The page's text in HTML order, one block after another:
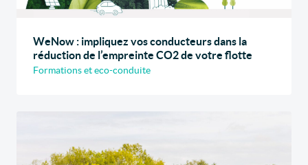
WeNow : impliquez vos conducteurs dans la
réduction de l’empreinte CO2 de votre flotte
Formations et eco-conduite